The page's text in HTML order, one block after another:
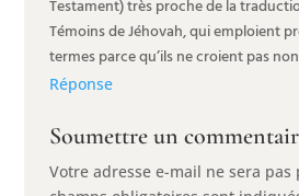
Testament) très proche de la
Témoins de Jéhovah, qui emploient
termes parce qu’ils ne croient pas
Réponse
Soumettre un
Votre adresse e-mail ne sera pas